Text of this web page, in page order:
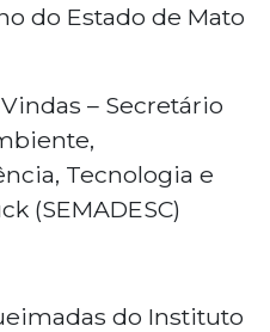
do Estado de Mato
– Secretário
Tecnologia e
(SEMADESC)
do Instituto